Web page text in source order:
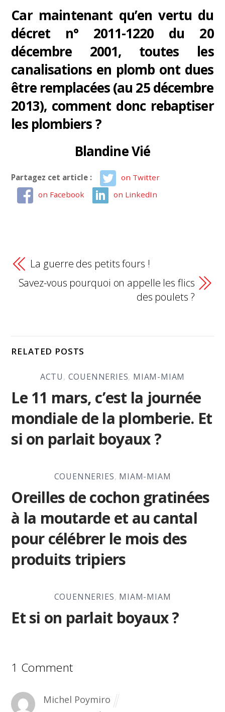
Car maintenant qu’en vertu du
décret n° 2011-1220 du 20
décembre 2001, toutes les
canalisations en plomb ont dues
être remplacées (au 25 décembre
2013), comment donc rebaptiser
les plombiers ?
Blandine Vié
Partagez cet article :
on Twitter
on Facebook
on LinkedIn
La guerre des petits fours !
Savez-vous pourquoi on appelle les flics
des poulets ?
RELATED POSTS
ACTU, COUENNERIES, MIAM-MIAM
Le 11 mars, c’est la journée
mondiale de la plomberie. Et
si on parlait boyaux ?
COUENNERIES, MIAM-MIAM
Oreilles de cochon gratinées
à la moutarde et au cantal
pour célébrer le mois des
produits tripiers
COUENNERIES, MIAM-MIAM
Et si on parlait boyaux ?
1 Comment
Michel Poymiro